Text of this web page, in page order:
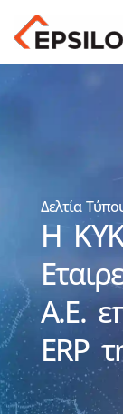
Δελτία
Η
Α.Ε.
ERP